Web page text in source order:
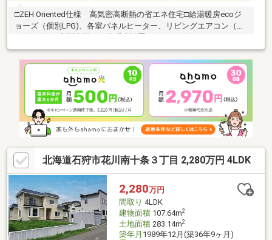
□ZEH Oriented仕様 高気密高断熱の省エネ住宅□給湯暖房ecoジ
ョーズ（個別LPG)、各室パネルヒーター、リビングエアコン（霧
はベビーカーも収まります□ウォシュレット一体型トイレは各階
に設置□帰宅後すぐに手洗い可能、玄関ホールに洗面台設置□LDK
は全てダウンライト、凹凸が少なくすっきり広々とした印象です
□対面式システムキッチン、背面カップボードやパントリーが標
準装備□浴室1616の1坪タイプ、追焚・保温・足し湯機能等オート
バス仕様□主寝室には大容量のウォークインクローゼット、その
他全室収納付き
北海道石狩市花川南十条３丁目 2,280万円 4LDK
2,280万円
間取り 4LDK
建物面積107.64m2
土地面積283.14m2
築年月 1989年12月(築36年9ヶ月)